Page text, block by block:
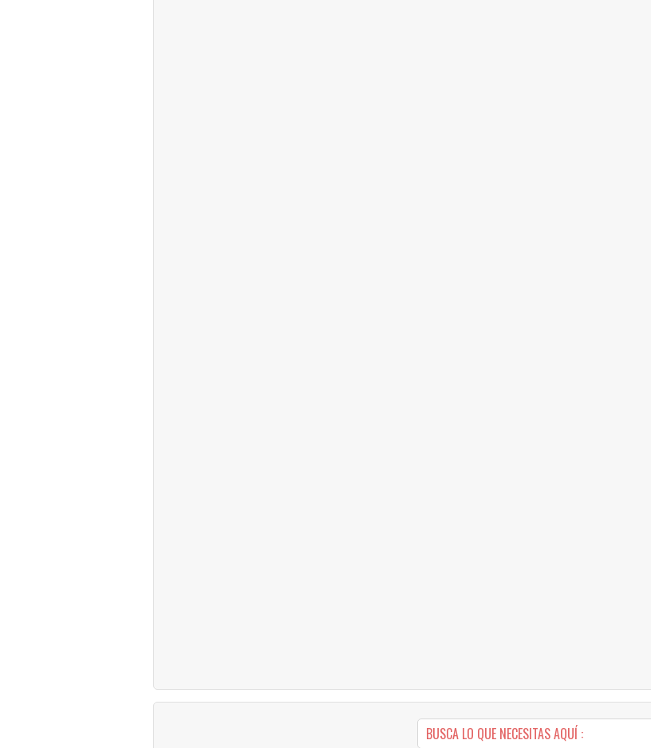
BUSCA LO QUE NECESITAS AQUÍ :